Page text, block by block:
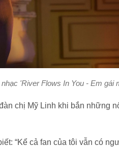
'River Flows In You - Em gái
chị Mỹ Linh khi bắn những
“Kể cả fan của tôi vẫn có